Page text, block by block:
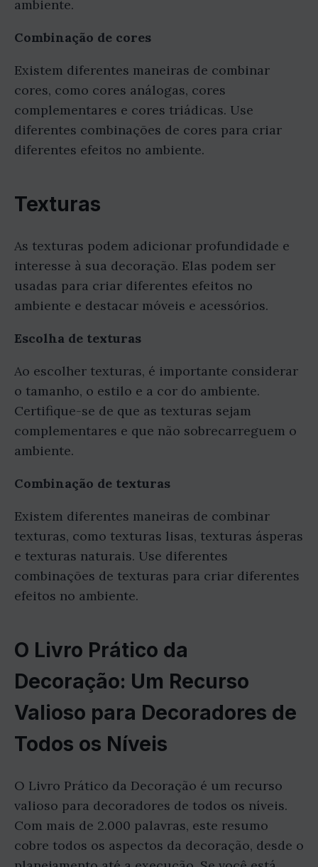
ambiente.
Combinação de cores
Existem diferentes maneiras de combinar
cores, como cores análogas, cores
complementares e cores triádicas. Use
diferentes combinações de cores para criar
diferentes efeitos no ambiente.
Texturas
As texturas podem adicionar profundidade e
interesse à sua decoração. Elas podem ser
usadas para criar diferentes efeitos no
ambiente e destacar móveis e acessórios.
Escolha de texturas
Ao escolher texturas, é importante considerar
o tamanho, o estilo e a cor do ambiente.
Certifique-se de que as texturas sejam
complementares e que não sobrecarreguem o
ambiente.
Combinação de texturas
Existem diferentes maneiras de combinar
texturas, como texturas lisas, texturas ásperas
e texturas naturais. Use diferentes
combinações de texturas para criar diferentes
efeitos no ambiente.
O Livro Prático da
Decoração: Um Recurso
Valioso para Decoradores de
Todos os Níveis
O Livro Prático da Decoração é um recurso
valioso para decoradores de todos os níveis.
Com mais de 2.000 palavras, este resumo
cobre todos os aspectos da decoração, desde o